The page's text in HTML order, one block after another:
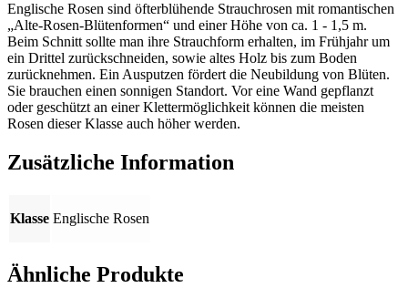
Englische Rosen sind öfterblühende Strauchrosen mit romantischen
„Alte-Rosen-Blütenformen“ und einer Höhe von ca. 1 - 1,5 m.
Beim Schnitt sollte man ihre Strauchform erhalten, im Frühjahr um
ein Drittel zurückschneiden, sowie altes Holz bis zum Boden
zurücknehmen. Ein Ausputzen fördert die Neubildung von Blüten.
Sie brauchen einen sonnigen Standort. Vor eine Wand gepflanzt
oder geschützt an einer Klettermöglichkeit können die meisten
Rosen dieser Klasse auch höher werden.
Zusätzliche Information
Klasse Englische Rosen
Ähnliche Produkte